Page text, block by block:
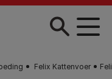
Felix Kattenvoer